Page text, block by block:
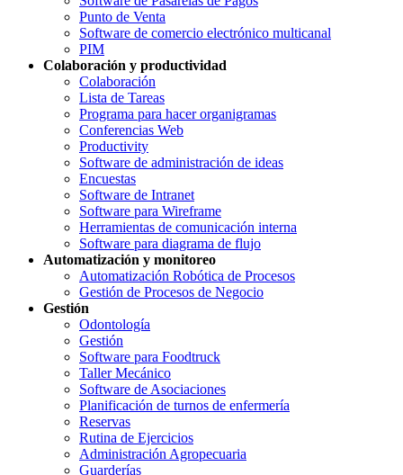
Punto de Venta
Software de comercio electrónico multicanal
PIM
Colaboración y productividad
Colaboración
Lista de Tareas
Programa para hacer organigramas
Conferencias Web
Productivity
Software de administración de ideas
Encuestas
Software de Intranet
Software para Wireframe
Herramientas de comunicación interna
Software para diagrama de flujo
Automatización y monitoreo
Automatización Robótica de Procesos
Gestión de Procesos de Negocio
Gestión
Odontología
Gestión
Software para Foodtruck
Taller Mecánico
Software de Asociaciones
Planificación de turnos de enfermería
Reservas
Rutina de Ejercicios
Administración Agropecuaria
Guarderías